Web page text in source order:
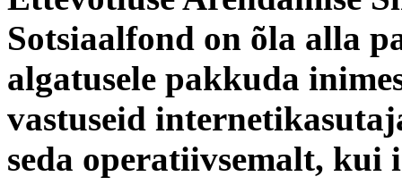
Sotsiaalfond on õla alla
algatusele pakkuda
vastuseid
seda operatiivsemalt,